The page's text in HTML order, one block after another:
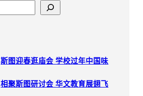
斯图迎春逛庙会 学校过年中国味
相聚斯图研讨会 华文教育展翅飞